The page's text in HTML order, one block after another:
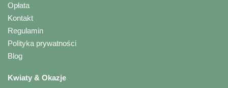
Opłata
Kontakt
Regulamin
Polityka prywatności
Blog
Kwiaty & Okazje